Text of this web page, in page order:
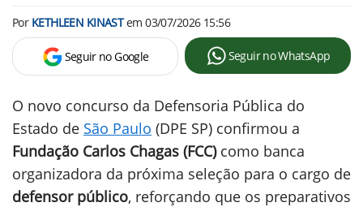
Por KETHLEEN KINASTem03/07/2026 15:56
Seguir no Google Seguir no WhatsApp
O novo concurso da Defensoria Pública do
Estado de São Paulo (DPE SP) confirmou a
Fundação Carlos Chagas (FCC)como banca
organizadora da próxima seleção para o cargo de
defensor público, reforçando que os preparativos